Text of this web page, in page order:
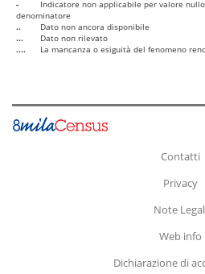
-
Indicatore non applicabile per valore
denominatore
..
Dato non ancora disponibile
...
Dato non rilevato
....
La mancanza o esiguità del fenomeno
Contatti
Privacy
Note
Web info
Dichiarazione di